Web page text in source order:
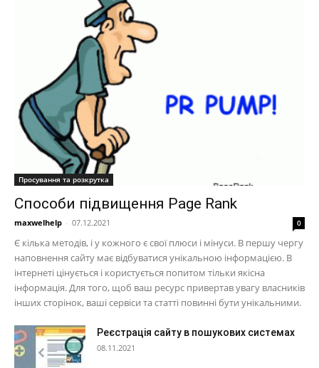
Просування та розкрутка
Способи підвищення Page Rank
maxwelhelp - 07.12.2021 0
Є кілька методів, і у кожного є свої плюси і мінуси. В першу чергу
наповнення сайту має відбуватися унікальною інформацією. В
інтернеті цінується і користується попитом тільки якісна
інформація. Для того, щоб ваш ресурс привертав увагу власників
інших сторінок, ваші сервіси та статті повинні бути унікальними.
Реєстрація сайту в пошукових системах
08.11.2021